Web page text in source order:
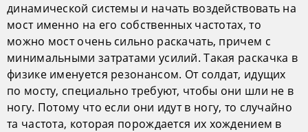
динамической системы и начать воздействовать на
мост именно на его собственных частотах, то
можно мост очень сильно раскачать, причем с
минимальными затратами усилий. Такая раскачка в
физике именуется резонансом. От солдат, идущих
по мосту, специально требуют, чтобы они шли не в
ногу. Потому что если они идут в ногу, то случайно
та частота, которая порождается их хождением в